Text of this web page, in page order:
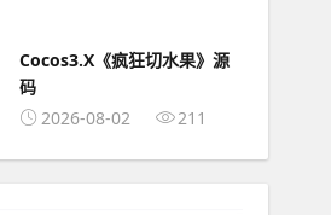
Cocos3.X《疯狂切水果》源
码
2026-08-02
211